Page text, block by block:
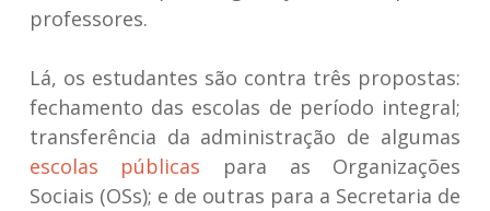
professores.
Lá, os estudantes são contra três propostas:
fechamento das escolas de período integral;
transferência da administração de algumas
escolas públicas para as Organizações
Sociais (OSs); e de outras para a Secretaria de